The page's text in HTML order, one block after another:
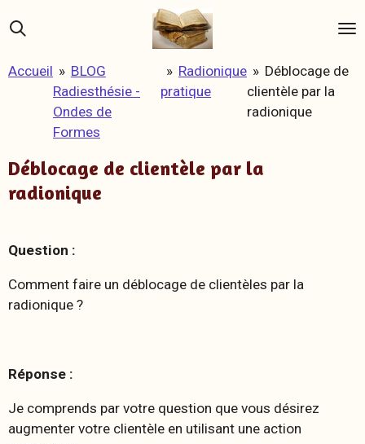
Passer
au
principal
Accueil » BLOG
Radiesthésie -
Ondes de
Formes
» Radionique
pratique
» Déblocage de
clientèle par la
radionique
Déblocage de clientèle par la
radionique
Question :
Comment faire un déblocage de clientèles par la
radionique ?
Réponse :
Je comprends par votre question que vous désirez
augmenter votre clientèle en utilisant une action